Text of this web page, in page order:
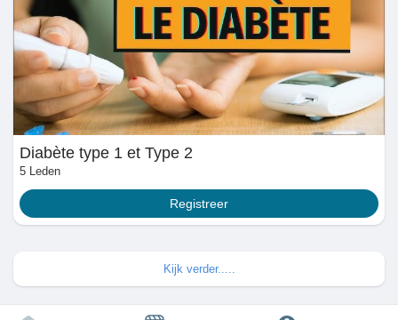
Diabète type 1 et Type 2
5 Leden
Registreer
Kijk verder.....